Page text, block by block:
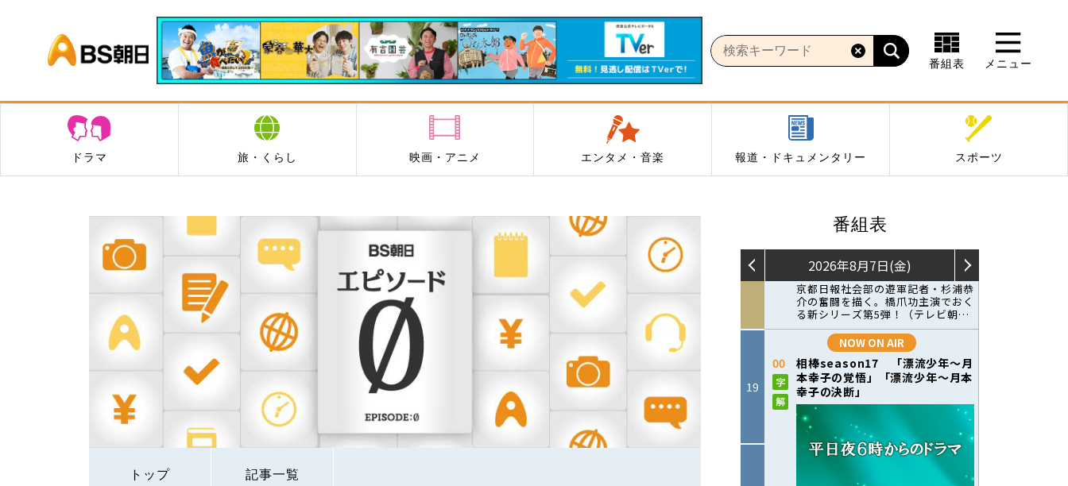
BS朝日
番組表 メニュー
ドラマ 旅・くらし 映画・アニメ エンタメ・音楽 報道・ドキュメンタリー スポーツ
トップ 記事一覧
番組表